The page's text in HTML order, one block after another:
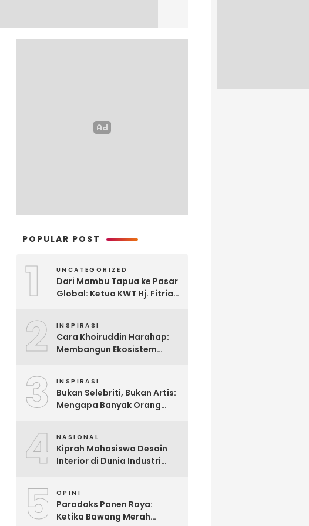
POPULAR POST
1 UNCATEGORIZED
Dari Mambu Tapua ke Pasar
Global: Ketua KWT Hj. Fitria
Negeri
2 INSPIRASI
Cara Khoiruddin Harahap:
Membangun Ekosistem
Digital
3 INSPIRASI
Bukan Selebriti, Bukan Artis:
Mengapa Banyak Orang
4 NASIONAL
Kiprah Mahasiswa Desain
Interior di Dunia Industri
5 OPINI
Paradoks Panen Raya:
Ketika Bawang Merah